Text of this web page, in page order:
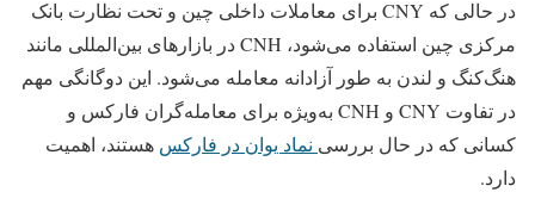
در حالی که CNY برای معاملات داخلی چین و تحت نظارت بانک
مرکزی چین استفاده می‌شود، CNH در بازارهای بین‌المللی مانند
هنگ‌کنگ و لندن به طور آزادانه معامله می‌شود. این دوگانگی مهم
در تفاوت CNY و CNH به‌ویژه برای معامله‌گران فارکس و
کسانی که در حال بررسی نماد یوان در فارکس هستند، اهمیت
دارد.